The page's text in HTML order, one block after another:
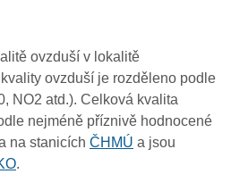
ovzduší v lokalitě
ovzduší je rozděleno podle
NO2 atd.). Celková kvalita
nejméně příznivě hodnocené
na stanicích ČHMÚ a jsou
.